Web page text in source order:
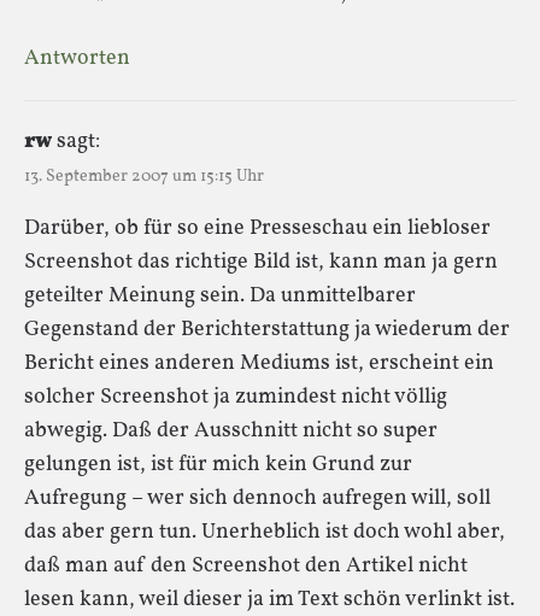
Antworten
rwsagt:
13. September 2007 um 15:15 Uhr
Darüber, ob für so eine Presseschau ein liebloser
Screenshot das richtige Bild ist, kann man ja gern
geteilter Meinung sein. Da unmittelbarer
Gegenstand der Berichterstattung ja wiederum der
Bericht eines anderen Mediums ist, erscheint ein
solcher Screenshot ja zumindest nicht völlig
abwegig. Daß der Ausschnitt nicht so super
gelungen ist, ist für mich kein Grund zur
Aufregung – wer sich dennoch aufregen will, soll
das aber gern tun. Unerheblich ist doch wohl aber,
daß man auf den Screenshot den Artikel nicht
lesen kann, weil dieser ja im Text schön verlinkt ist.